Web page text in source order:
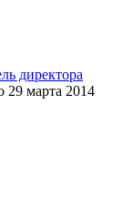
директора
29 марта 2014